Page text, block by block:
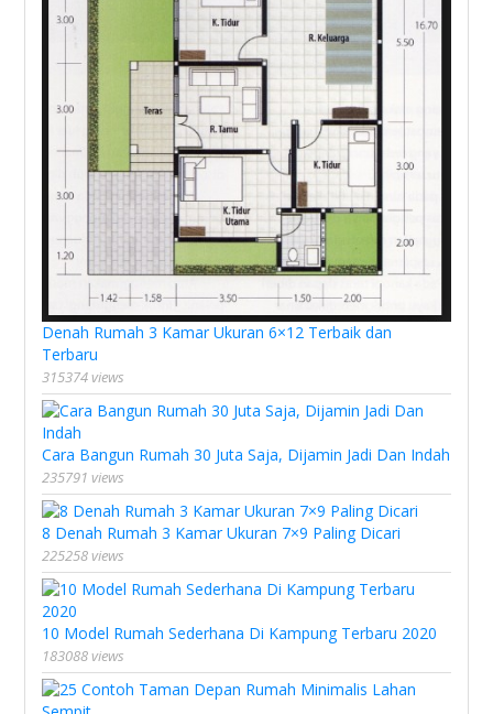
Denah Rumah 3 Kamar Ukuran 6×12 Terbaik dan
Terbaru
315374 views
Cara Bangun Rumah 30 Juta Saja, Dijamin Jadi Dan Indah
235791 views
8 Denah Rumah 3 Kamar Ukuran 7×9 Paling Dicari
225258 views
10 Model Rumah Sederhana Di Kampung Terbaru 2020
183088 views